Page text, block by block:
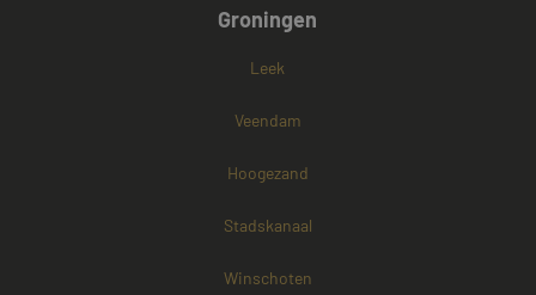
Groningen
Leek
Veendam
Hoogezand
Stadskanaal
Winschoten